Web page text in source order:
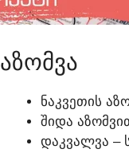
ᲐᲖᲝᲛᲕᲐ
ᲜᲐᲙᲕᲔᲗᲘᲡ
ᲨᲘᲓᲐ
ᲓᲐᲙᲕᲐᲚᲕᲐ –